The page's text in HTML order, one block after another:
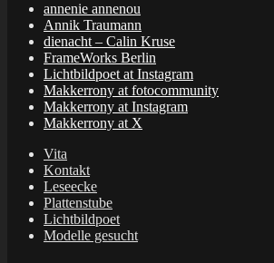
annenie annenou
Annik Traumann
dienacht – Calin Kruse
FrameWorks Berlin
Lichtbildpoet at Instagram
Makkerrony at fotocommunity
Makkerrony at Instagram
Makkerrony at X
Vita
Kontakt
Leseecke
Plattenstube
Lichtbildpoet
Modelle gesucht